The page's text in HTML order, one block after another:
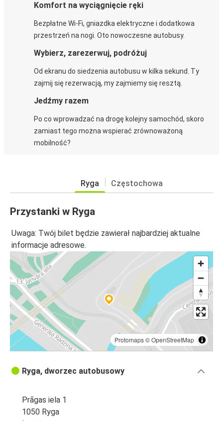
Komfort na wyciągnięcie ręki
Bezpłatne Wi-Fi, gniazdka elektryczne i dodatkowa
przestrzeń na nogi. Oto nowoczesne autobusy.
Wybierz, zarezerwuj, podróżuj
Od ekranu do siedzenia autobusu w kilka sekund. Ty
zajmij się rezerwacją, my zajmiemy się resztą.
Jedźmy razem
Po co wprowadzać na drogę kolejny samochód, skoro
zamiast tego można wspierać zrównoważoną
mobilność?
Ryga Częstochowa
Przystanki w Ryga
Uwaga: Twój bilet będzie zawierał najbardziej aktualne
informacje adresowe.
Protomaps©OpenStreetMap
Ryga, dworzec autobusowy
Prāgas iela 1
1050 Ryga